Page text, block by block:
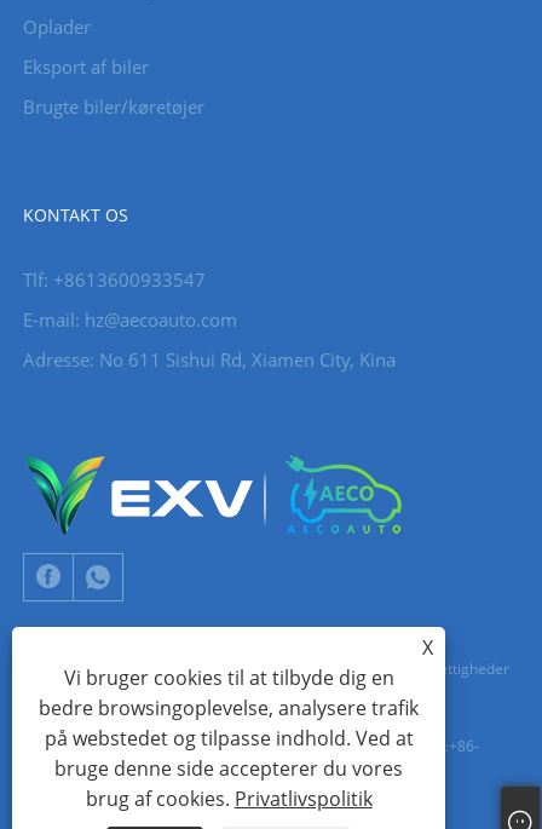
Oplader
Eksport af biler
Brugte biler/køretøjer
KONTAKT OS
Tlf: +8613600933547
E-mail: hz@aecoauto.com
Adresse: No 611 Sishui Rd, Xiamen City, Kina
Copyright © 2024 Xiamen Aecoauto Technology Co., Ltd. Alle rettigheder
forbeholdes.
TEKNISK SUPPORT FOR HJEMMESIDE: TIANYU NETVÆRK jack Lin:+86-
15559188336
X
Vi bruger cookies til at tilbyde dig en
bedre browsingoplevelse, analysere trafik
på webstedet og tilpasse indhold. Ved at
bruge denne side accepterer du vores
brug af cookies. Privatlivspolitik